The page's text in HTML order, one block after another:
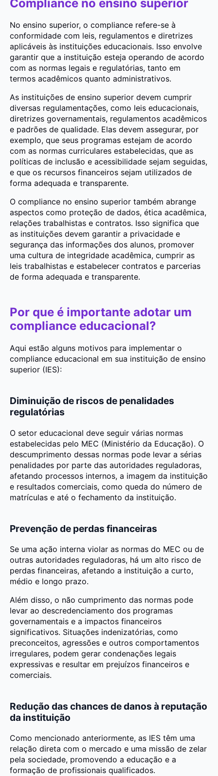
Compliance no ensino superior
No ensino superior, o compliance refere-se à
conformidade com leis, regulamentos e diretrizes
aplicáveis às instituições educacionais. Isso envolve
garantir que a instituição esteja operando de acordo
com as normas legais e regulatórias, tanto em
termos acadêmicos quanto administrativos.
As instituições de ensino superior devem cumprir
diversas regulamentações, como leis educacionais,
diretrizes governamentais, regulamentos acadêmicos
e padrões de qualidade. Elas devem assegurar, por
exemplo, que seus programas estejam de acordo
com as normas curriculares estabelecidas, que as
políticas de inclusão e acessibilidade sejam seguidas,
e que os recursos financeiros sejam utilizados de
forma adequada e transparente.
O compliance no ensino superior também abrange
aspectos como proteção de dados, ética acadêmica,
relações trabalhistas e contratos. Isso significa que
as instituições devem garantir a privacidade e
segurança das informações dos alunos, promover
uma cultura de integridade acadêmica, cumprir as
leis trabalhistas e estabelecer contratos e parcerias
de forma adequada e transparente.
Por que é importante adotar um
compliance educacional?
Aqui estão alguns motivos para implementar o
compliance educacional em sua instituição de ensino
superior (IES):
Diminuição de riscos de penalidades
regulatórias
O setor educacional deve seguir várias normas
estabelecidas pelo MEC (Ministério da Educação). O
descumprimento dessas normas pode levar a sérias
penalidades por parte das autoridades reguladoras,
afetando processos internos, a imagem da instituição
e resultados comerciais, como queda do número de
matrículas e até o fechamento da instituição.
Prevenção de perdas financeiras
Se uma ação interna violar as normas do MEC ou de
outras autoridades reguladoras, há um alto risco de
perdas financeiras, afetando a instituição a curto,
médio e longo prazo.
Além disso, o não cumprimento das normas pode
levar ao descredenciamento dos programas
governamentais e a impactos financeiros
significativos. Situações indenizatórias, como
preconceitos, agressões e outros comportamentos
irregulares, podem gerar condenações legais
expressivas e resultar em prejuízos financeiros e
comerciais.
Redução das chances de danos à reputação
da instituição
Como mencionado anteriormente, as IES têm uma
relação direta com o mercado e uma missão de zelar
pela sociedade, promovendo a educação e a
formação de profissionais qualificados.